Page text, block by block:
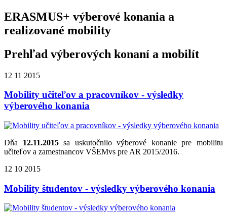
ERASMUS+ výberové konania a
realizované mobility
Prehľad výberových konaní a mobilít
12 11 2015
Mobility učiteľov a pracovníkov - výsledky
výberového konania
Dňa 12.11.2015sa uskutočnilo výberové konanie pre mobilitu
učiteľov a zamestnancov VŠEMvs pre AR 2015/2016.
12 10 2015
Mobility študentov - výsledky výberového konania